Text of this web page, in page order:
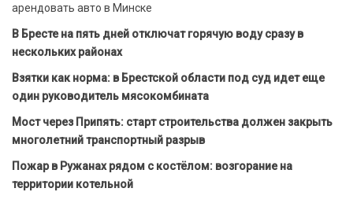
арендовать авто в Минске
В Бресте на пять дней отключат горячую воду сразу в
нескольких районах
Взятки как норма: в Брестской области под суд идет еще
один руководитель мясокомбината
Мост через Припять: старт строительства должен закрыть
многолетний транспортный разрыв
Пожар в Ружанах рядом с костёлом: возгорание на
территории котельной